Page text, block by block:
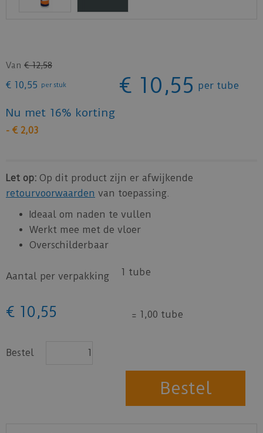
Van € 12,58
€ 10,55 per stuk € 10,55 per tube
Nu met 16% korting
- € 2,03
Let op: Op dit product zijn er afwijkende
retourvoorwaarden van toepassing.
Ideaal om naden te vullen
Werkt mee met de vloer
Overschilderbaar
Aantal per verpakking 1 tube
€ 10 ,55 = 1,00 tube
Bestel